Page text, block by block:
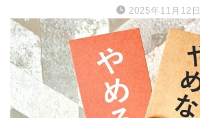
2025年11月12日